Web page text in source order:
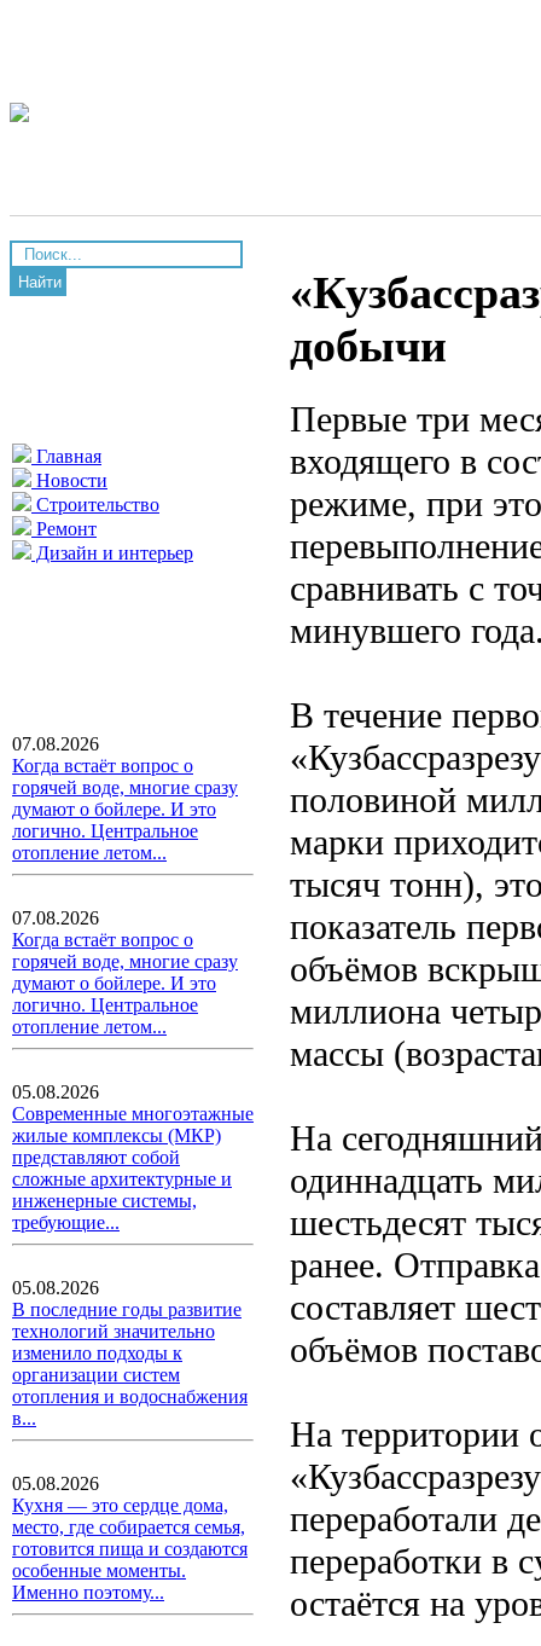
Найти
Главная
Новости
Строительство
Ремонт
Дизайн и интерьер
07.08.2026
Когда встаёт вопрос о
горячей воде, многие сразу
думают о бойлере. И это
логично. Центральное
отопление летом...
07.08.2026
Когда встаёт вопрос о
горячей воде, многие сразу
думают о бойлере. И это
логично. Центральное
отопление летом...
05.08.2026
Современные многоэтажные
жилые комплексы (МКР)
представляют собой
сложные архитектурные и
инженерные системы,
требующие...
05.08.2026
В последние годы развитие
технологий значительно
изменило подходы к
организации систем
отопления и водоснабжения
в...
05.08.2026
Кухня — это сердце дома,
место, где собирается семья,
готовится пища и создаются
особенные моменты.
Именно поэтому...
добычи
Первые три
входящего в
режиме, при
сравнивать с
минувшего
В течение
половиной
марки
тысяч тонн),
показатель
объёмов
миллиона
массы
На
одиннадцать
шестьдесят
ранее.
составляет
объёмов
На территории
переработали
переработки в
остаётся на